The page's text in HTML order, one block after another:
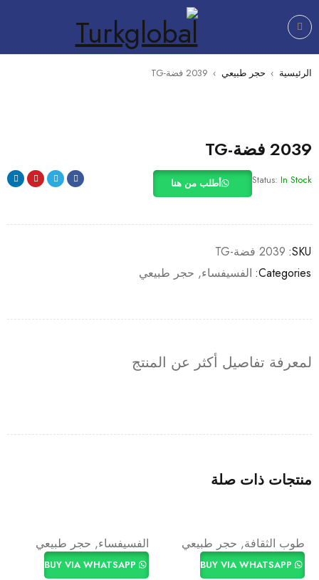
الرئيسية › حجر طبيعي › 2039 فضة-TG
2039 فضة-TG
Status: In Stock أطلب من هنا
SKU: 2039 فضة-TG
Categories: الفسيفساء, حجر طبيعي
لمعرفة تفاصيل أكثر عن المنتج
منتجات ذات صلة
طوب الثقافة, حجر طبيعي الفسيفساء, حجر طبيعي